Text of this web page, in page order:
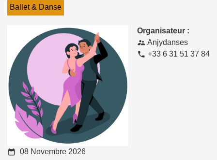
Ballet & Danse
date_range 08 Novembre 2026
Organisateur :
supervisor_account Anjydanses
phone +33 6 31 51 37 84